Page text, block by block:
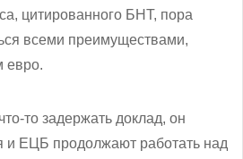
цитированного БНТ, пора
всеми преимуществами,
евро.
то задержать доклад, он
и ЕЦБ продолжают работать над